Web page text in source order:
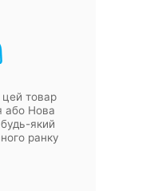
товар
або Нова
який
ранку